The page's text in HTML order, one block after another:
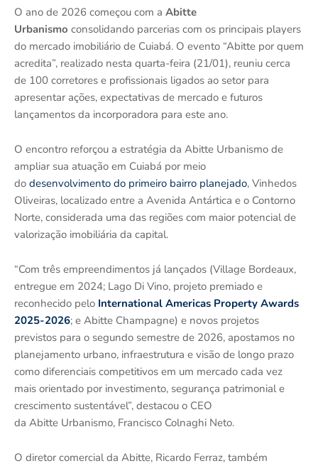
O ano de 2026 começou com a Abitte
Urbanismo consolidando parcerias com os principais players
do mercado imobiliário de Cuiabá. O evento “Abitte por quem
acredita”, realizado nesta quarta-feira (21/01), reuniu cerca
de 100 corretores e profissionais ligados ao setor para
apresentar ações, expectativas de mercado e futuros
lançamentos da incorporadora para este ano.
O encontro reforçou a estratégia da Abitte Urbanismo de
ampliar sua atuação em Cuiabá por meio
do desenvolvimento do primeiro bairro planejado, Vinhedos
Oliveiras, localizado entre a Avenida Antártica e o Contorno
Norte, considerada uma das regiões com maior potencial de
valorização imobiliária da capital.
“Com três empreendimentos já lançados (Village Bordeaux,
entregue em 2024; Lago Di Vino, projeto premiado e
reconhecido pelo International Americas Property Awards
2025-2026; e Abitte Champagne) e novos projetos
previstos para o segundo semestre de 2026, apostamos no
planejamento urbano, infraestrutura e visão de longo prazo
como diferenciais competitivos em um mercado cada vez
mais orientado por investimento, segurança patrimonial e
crescimento sustentável”, destacou o CEO
da Abitte Urbanismo, Francisco Colnaghi Neto.
O diretor comercial da Abitte, Ricardo Ferraz, também